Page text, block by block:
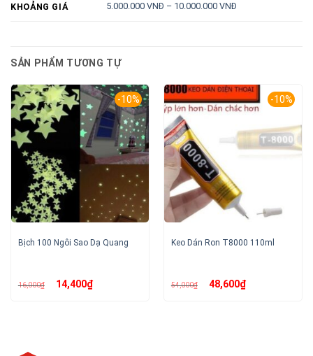
KHOẢNG GIÁ 5.000.000 VNĐ – 10.000.000 VNĐ
SẢN PHẨM TƯƠNG TỰ
-10%
Bịch 100 Ngôi Sao Dạ Quang
16,000₫ Giá
gốc14,400₫Giá
-10%
Keo Dán Ron T8000 110ml
54,000₫ Giá
gốc
48,600₫Giá